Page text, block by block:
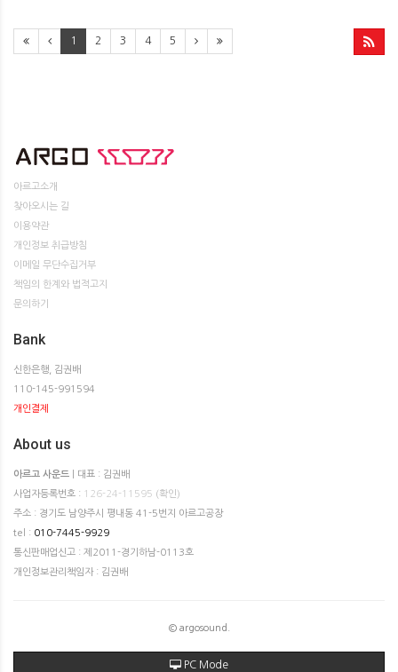
1 2 3 4 5
아르고소개
찾아오시는 길
이용약관
개인정보 취급방침
이메일 무단수집거부
책임의 한계와 법적고지
문의하기
Bank
신한은행, 김권배
110-145-991594
개인결제
About us
아르고 사운드 | 대표 : 김권배
사업자등록번호 :
126-24-11595 (확인)
주소 : 경기도 남양주시 평내동 41-5번지 아르고공장
tel : 010-7445-9929
통신판매업신고 : 제2011-경기하남-0113호
개인정보관리책임자 : 김권배
© argosound.
PC Mode